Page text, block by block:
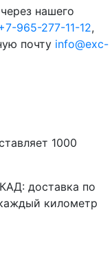
нашего
965-277-11-12,
почту info@exc-
1000
доставка по
километр